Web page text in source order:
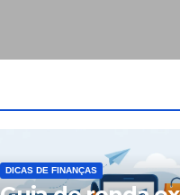
DICAS DE FINANÇAS